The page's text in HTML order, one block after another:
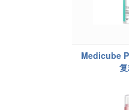
Medicube